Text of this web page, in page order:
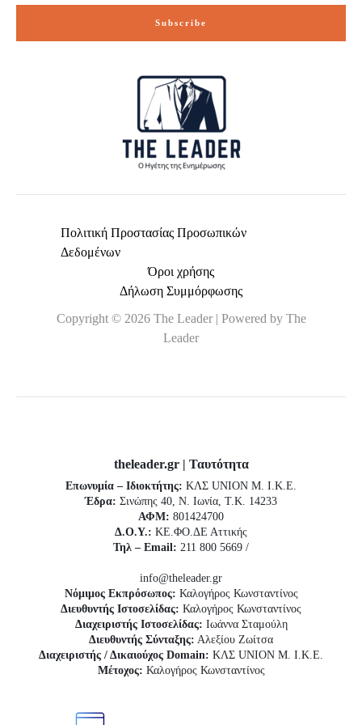
Subscribe
Πολιτική Προστασίας Προσωπικών
Δεδομένων
Όροι χρήσης
Δήλωση Συμμόρφωσης
Copyright © 2026 The Leader | Powered by The
Leader
theleader.gr | Ταυτότητα
Επωνυμία – Ιδιοκτήτης: ΚΛΣ UNION Μ. Ι.Κ.Ε.
Έδρα: Σινώπης 40, Ν. Ιωνία, Τ.Κ. 14233
ΑΦΜ: 801424700
Δ.Ο.Υ.: ΚΕ.ΦΟ.ΔΕ Αττικής
Τηλ – Email: 211 800 5669 /
info@theleader.gr
Νόμιμος Εκπρόσωπος: Καλογήρος Κωνσταντίνος
Διευθυντής Ιστοσελίδας: Καλογήρος Κωνσταντίνος
Διαχειριστής Ιστοσελίδας: Ιωάννα Σταμούλη
Διευθυντής Σύνταξης: Αλεξίου Ζωίτσα
Διαχειριστής / Δικαιούχος Domain: ΚΛΣ UNION Μ. Ι.Κ.Ε.
Μέτοχος: Καλογήρος Κωνσταντίνος